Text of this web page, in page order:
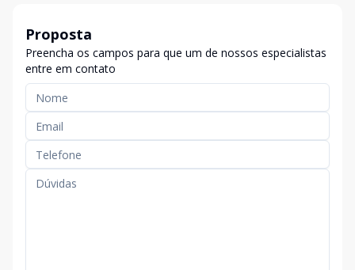
Proposta
Preencha os campos para que um de nossos especialistas
entre em contato